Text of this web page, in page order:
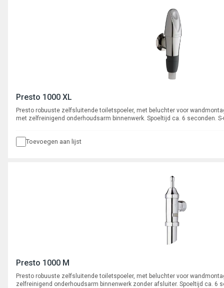
Presto 1000 XL
Presto robuuste zelfsluitende toiletspoeler, met beluchter voor
met zelfreinigend onderhoudsarm binnenwerk. Spoeltijd ca. 6 seconden.
Toevoegen aan lijst
Presto 1000 M
Presto robuuste zelfsluitende toiletspoeler, met beluchter voor
zelfreinigend onderhoudsarm binnenwerk zonder afsluiter. Spoeltijd ca. 6